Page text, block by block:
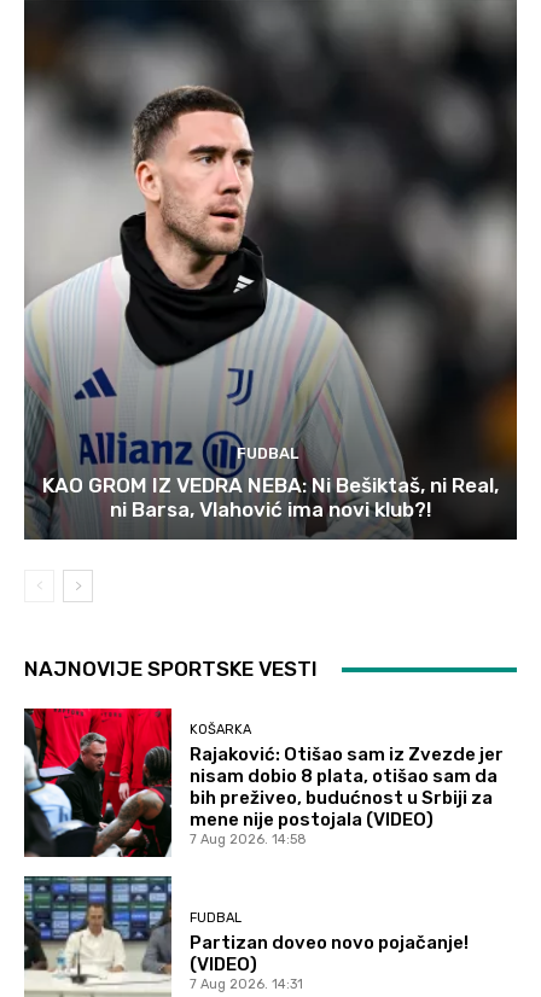
FUDBAL
KAO GROM IZ VEDRA NEBA: Ni Bešiktaš, ni Real,
ni Barsa, Vlahović ima novi klub?!
NAJNOVIJE SPORTSKE VESTI
KOŠARKA
Rajaković: Otišao sam iz Zvezde jer
nisam dobio 8 plata, otišao sam da
bih preživeo, budućnost u Srbiji za
mene nije postojala (VIDEO)
7 Aug 2026. 14:58
FUDBAL
Partizan doveo novo pojačanje!
(VIDEO)
7 Aug 2026. 14:31